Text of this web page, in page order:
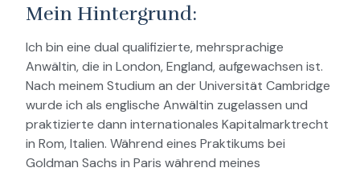
Mein Hintergrund:
Ich bin eine dual qualifizierte, mehrsprachige
Anwältin, die in London, England, aufgewachsen ist.
Nach meinem Studium an der Universität Cambridge
wurde ich als englische Anwältin zugelassen und
praktizierte dann internationales Kapitalmarktrecht
in Rom, Italien. Während eines Praktikums bei
Goldman Sachs in Paris während meines